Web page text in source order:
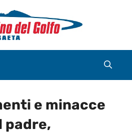
e minacce
padre,